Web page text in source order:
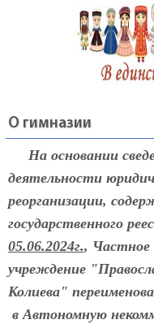
О гимназии
На основании
деятельности
реорганизации,
государственного
05.06.2024г., Частное
учреждение
Колиева"
в Автономную